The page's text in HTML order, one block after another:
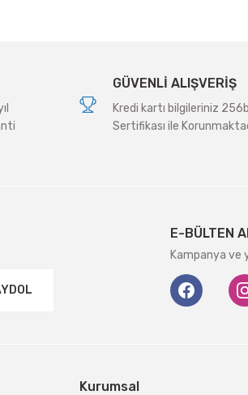
GÜVENLİ ALIŞVERİŞ
Kredi kartı bilgileriniz
Sertifikası ile
E-BÜLTEN
Kampanya ve
Kurumsal